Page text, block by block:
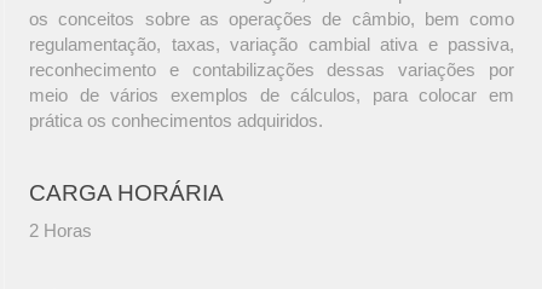
os conceitos sobre as operações de câmbio, bem como
regulamentação, taxas, variação cambial ativa e passiva,
reconhecimento e contabilizações dessas variações por
meio de vários exemplos de cálculos, para colocar em
prática os conhecimentos adquiridos.
CARGA HORÁRIA
2 Horas